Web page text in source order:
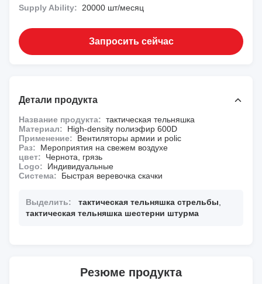
Supply Ability:
20000 шт/месяц
Запросить сейчас
Детали продукта
Название продукта: тактическая тельняшка
Материал:
High-density полиэфир 600D
Применение:
Вентиляторы армии и polic
Раз:
Мероприятия на свежем воздухе
цвет:
Чернота, грязь
Logo:
Индивидуальные
Система:
Быстрая веревочка скачки
Выделить: тактическая тельняшка стрельбы
тактическая тельняшка шестерни штурма
Резюме продукта